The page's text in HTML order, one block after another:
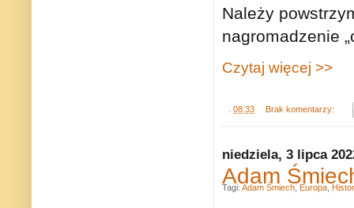
Należy
nagromadzenie
Czytaj więcej >>
08:33 Brak komentarzy:
niedziela, 3 lipca
Adam
Tagi: Adam Śmiech Europa